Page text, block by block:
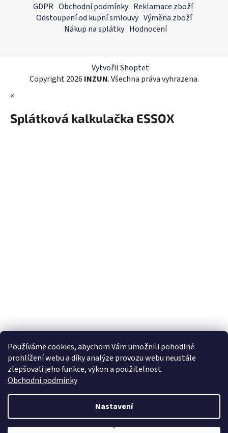
Používáme cookies, abychom Vám umožnili pohodlné
prohlížení webu a díky analýze provozu webu neustále
zlepšovali jeho funkce, výkon a použitelnost.
Obchodní podmínky
Nastavení
d
a
c
r
v
v
ý
GDPR Obchodní podmínky Reklamace zboží
Odstoupení od kupní smlouvy Výměna zboží
Nákup na splátky Hodnocení
Vytvořil Shoptet
Copyright 2026 INZUN. Všechna práva vyhrazena.
×
Splátková kalkulačka ESSOX